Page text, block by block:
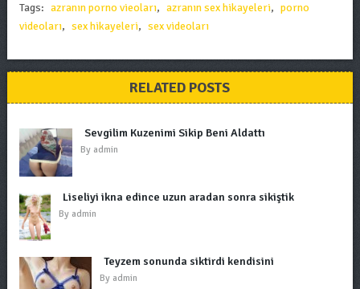
Tags: azranın porno vieoları, azranın sex hikayeleri, porno
videoları, sex hikayeleri, sex videoları
RELATED POSTS
Sevgilim Kuzenimi Sikip Beni Aldattı
By admin
Liseliyi ikna edince uzun aradan sonra sikiştik
By admin
Teyzem sonunda siktirdi kendisini
By admin